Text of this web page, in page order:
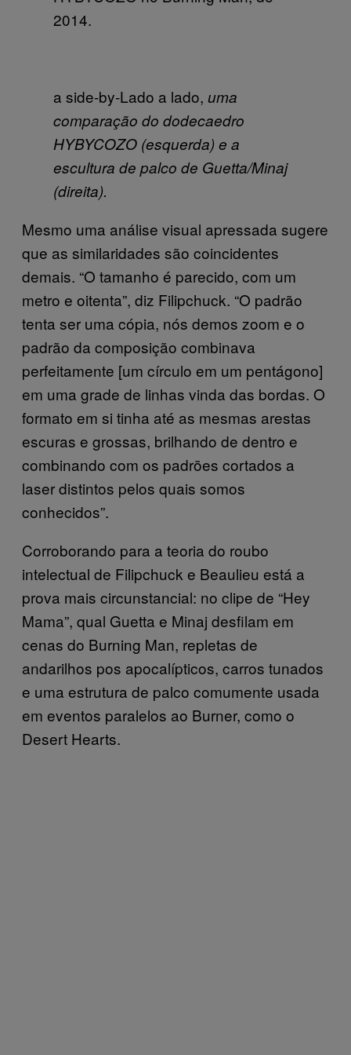
2014.
a side-by-Lado a lado, uma
comparação do dodecaedro
HYBYCOZO (esquerda) e a
escultura de palco de Guetta/Minaj
(direita).
Mesmo uma análise visual apressada sugere
que as similaridades são coincidentes
demais. “O tamanho é parecido, com um
metro e oitenta”, diz Filipchuck. “O padrão
tenta ser uma cópia, nós demos zoom e o
padrão da composição combinava
perfeitamente [um círculo em um pentágono]
em uma grade de linhas vinda das bordas. O
formato em si tinha até as mesmas arestas
escuras e grossas, brilhando de dentro e
combinando com os padrões cortados a
laser distintos pelos quais somos
conhecidos”.
Corroborando para a teoria do roubo
intelectual de Filipchuck e Beaulieu está a
prova mais circunstancial: no clipe de “Hey
Mama”, qual Guetta e Minaj desfilam em
cenas do Burning Man, repletas de
andarilhos pos apocalípticos, carros tunados
e uma estrutura de palco comumente usada
em eventos paralelos ao Burner, como o
Desert Hearts.